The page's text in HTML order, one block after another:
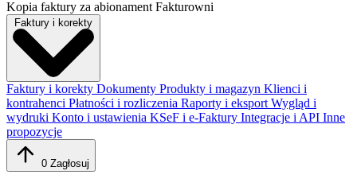
Kopia faktury za abionament Fakturowni
Faktury i korekty
Faktury i korekty Dokumenty Produkty i magazyn Klienci i
kontrahenci Płatności i rozliczenia Raporty i eksport Wygląd i
wydruki Konto i ustawienia KSeF i e-Faktury Integracje i API Inne
propozycje
0 Zagłosuj